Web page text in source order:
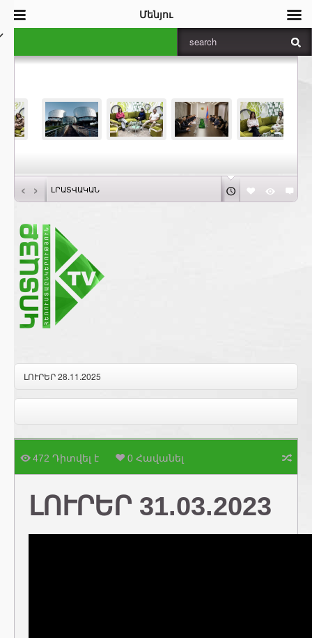
‹ › ԼՐԱՏՎԱԿԱՆ
ԼՈՒՐԵՐ 28.11.2025
472 Դիտվել է 0 Հավանել
ԼՈՒՐԵՐ 31.03.2023
Մենյու